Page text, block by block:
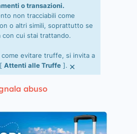
o transazioni.
non tracciabili come
o altri simili, soprattutto se
con cui stai trattando.
evitare truffe, si invita a
Attenti alle Truffe ]. ×
abuso